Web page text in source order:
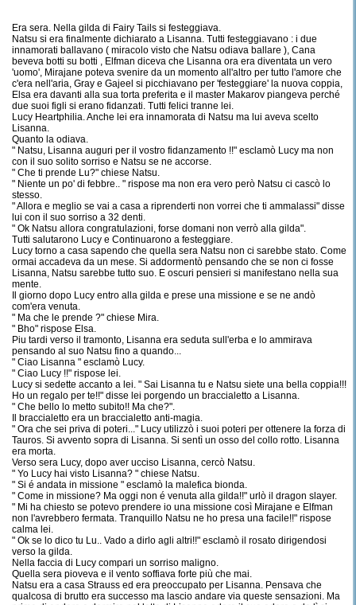
Era sera. Nella gilda di Fairy Tails si festeggiava.
Natsu si era finalmente dichiarato a Lisanna. Tutti festeggiavano : i due
innamorati ballavano ( miracolo visto che Natsu odiava ballare ), Cana
beveva botti su botti , Elfman diceva che Lisanna ora era diventata un vero
'uomo', Mirajane poteva svenire da un momento all'altro per tutto l'amore che
c'era nell'aria, Gray e Gajeel si picchiavano per 'festeggiare' la nuova coppia,
Elsa era davanti alla sua torta preferita e il master Makarov piangeva perché
due suoi figli si erano fidanzati. Tutti felici tranne lei.
Lucy Heartphilia. Anche lei era innamorata di Natsu ma lui aveva scelto
Lisanna.
Quanto la odiava.
" Natsu, Lisanna auguri per il vostro fidanzamento !!" esclamò Lucy ma non
con il suo solito sorriso e Natsu se ne accorse.
" Che ti prende Lu?" chiese Natsu.
" Niente un po' di febbre.. " rispose ma non era vero però Natsu ci cascò lo
stesso.
" Allora e meglio se vai a casa a riprenderti non vorrei che ti ammalassi" disse
lui con il suo sorriso a 32 denti.
" Ok Natsu allora congratulazioni, forse domani non verrò alla gilda".
Tutti salutarono Lucy e Continuarono a festeggiare.
Lucy torno a casa sapendo che quella sera Natsu non ci sarebbe stato. Come
ormai accadeva da un mese. Si addormentò pensando che se non ci fosse
Lisanna, Natsu sarebbe tutto suo. E oscuri pensieri si manifestano nella sua
mente.
Il giorno dopo Lucy entro alla gilda e prese una missione e se ne andò
com'era venuta.
" Ma che le prende ?" chiese Mira.
" Bho" rispose Elsa.
Piu tardi verso il tramonto, Lisanna era seduta sull'erba e lo ammirava
pensando al suo Natsu fino a quando...
" Ciao Lisanna " esclamò Lucy.
" Ciao Lucy !!" rispose lei.
Lucy si sedette accanto a lei. " Sai Lisanna tu e Natsu siete una bella coppia!!!
Ho un regalo per te!!" disse lei porgendo un braccialetto a Lisanna.
" Che bello lo metto subito!! Ma che?".
Il braccialetto era un braccialetto anti-magia.
" Ora che sei priva di poteri..." Lucy utilizzò i suoi poteri per ottenere la forza di
Tauros. Si avvento sopra di Lisanna. Si sentì un osso del collo rotto. Lisanna
era morta.
Verso sera Lucy, dopo aver ucciso Lisanna, cercò Natsu.
" Yo Lucy hai visto Lisanna? " chiese Natsu.
" Si é andata in missione " esclamò la malefica bionda.
" Come in missione? Ma oggi non é venuta alla gilda!!" urlò il dragon slayer.
" Mi ha chiesto se potevo prendere io una missione così Mirajane e Elfman
non l'avrebbero fermata. Tranquillo Natsu ne ho presa una facile!!" rispose
calma lei.
" Ok se lo dico tu Lu.. Vado a dirlo agli altri!!" esclamò il rosato dirigendosi
verso la gilda.
Nella faccia di Lucy compari un sorriso maligno.
Quella sera pioveva e il vento soffiava forte più che mai.
Natsu era a casa Strauss ed era preoccupato per Lisanna. Pensava che
qualcosa di brutto era successo ma lascio andare via queste sensazioni. Ma